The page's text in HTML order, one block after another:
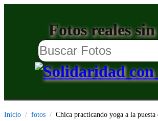
Fotos reales
Inicio fotos Chica practicando yoga a la puesta